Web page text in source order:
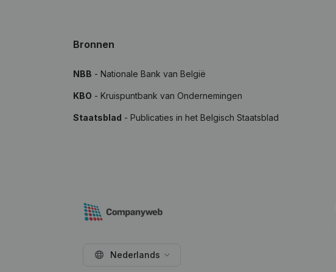
Bronnen
NBB - Nationale Bank van België
KBO - Kruispuntbank van Ondernemingen
Staatsblad - Publicaties in het Belgisch Staatsblad
Nederlands